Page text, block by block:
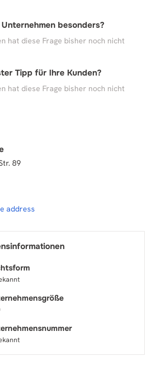
besonders?
hat diese Frage bisher noch nicht
Tipp für Ihre Kunden?
hat diese Frage bisher noch nicht
89